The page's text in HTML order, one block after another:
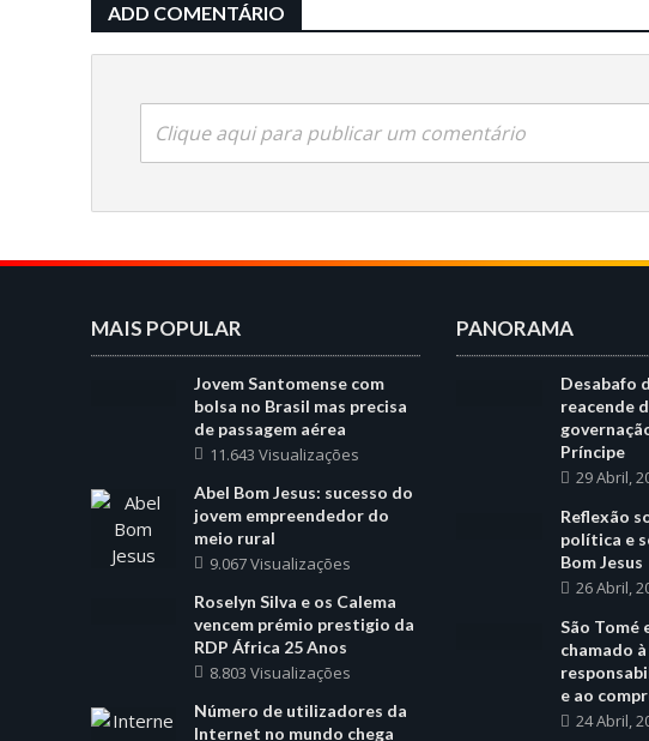
ADD COMENTÁRIO
Clique aqui para publicar um comentário
MAIS POPULAR
Jovem Santomense com
bolsa no Brasil mas precisa
de passagem aérea
11.643 Visualizações
Abel Bom Jesus: sucesso do
jovem empreendedor do
meio rural
9.067 Visualizações
Roselyn Silva e os Calema
vencem prémio prestigio da
RDP África 25 Anos
8.803 Visualizações
Número de utilizadores da
Internet no mundo chega
PANORAMA
Desabafo
reacende
Príncipe
29 Abril,
Reflexão
política e
Bom Jesus
26 Abril,
São Tomé
chamado à
e ao
24 Abril,